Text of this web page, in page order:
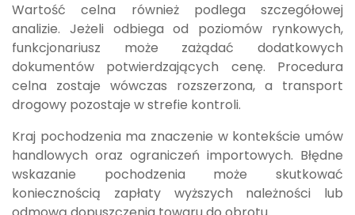
Wartość celna również podlega szczegółowej
analizie. Jeżeli odbiega od poziomów rynkowych,
funkcjonariusz może zażądać dodatkowych
dokumentów potwierdzających cenę. Procedura
celna zostaje wówczas rozszerzona, a transport
drogowy pozostaje w strefie kontroli.
Kraj pochodzenia ma znaczenie w kontekście umów
handlowych oraz ograniczeń importowych. Błędne
wskazanie pochodzenia może skutkować
koniecznością zapłaty wyższych należności lub